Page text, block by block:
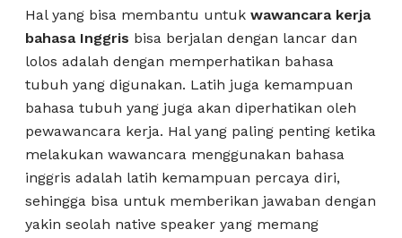
Hal yang bisa membantu untuk wawancara kerja
bahasa Inggris bisa berjalan dengan lancar dan
lolos adalah dengan memperhatikan bahasa
tubuh yang digunakan. Latih juga kemampuan
bahasa tubuh yang juga akan diperhatikan oleh
pewawancara kerja. Hal yang paling penting ketika
melakukan wawancara menggunakan bahasa
inggris adalah latih kemampuan percaya diri,
sehingga bisa untuk memberikan jawaban dengan
yakin seolah native speaker yang memang